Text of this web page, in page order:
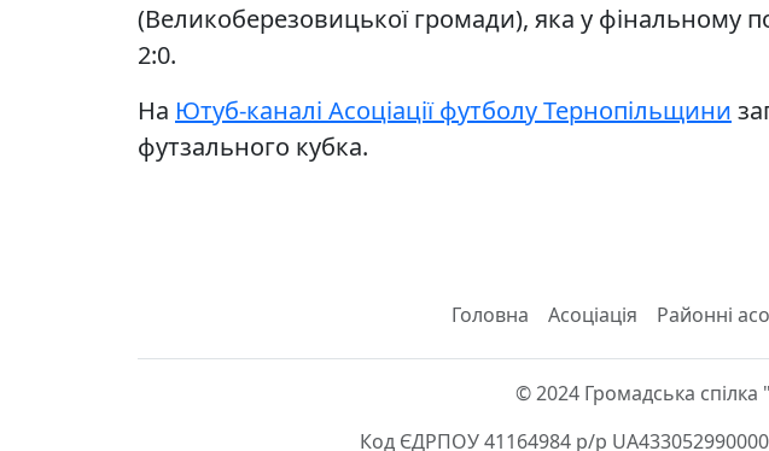
(Великоберезовицької громади), яка у фінальному
2:0.
На Ютуб-каналі Асоціації футболу Тернопільщини
футзального кубка.
Головна Асоціація Районні
© 2024 Громадська
Код ЄДРПОУ 41164984 р/р